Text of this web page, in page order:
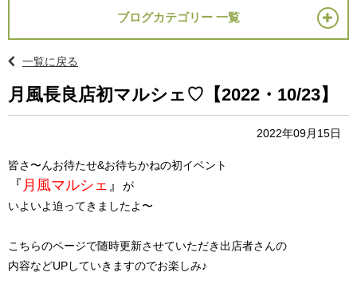
ブログカテゴリー 一覧
一覧に戻る
月風長良店初マルシェ♡【2022・10/23】
2022年09月15日
皆さ〜んお待たせ&お待ちかねの初イベント
『 月風マルシェ 』
が
いよいよ迫ってきましたよ〜
こちらのページで随時更新させていただき出店者さんの
内容などUPしていきますのでお楽しみ♪